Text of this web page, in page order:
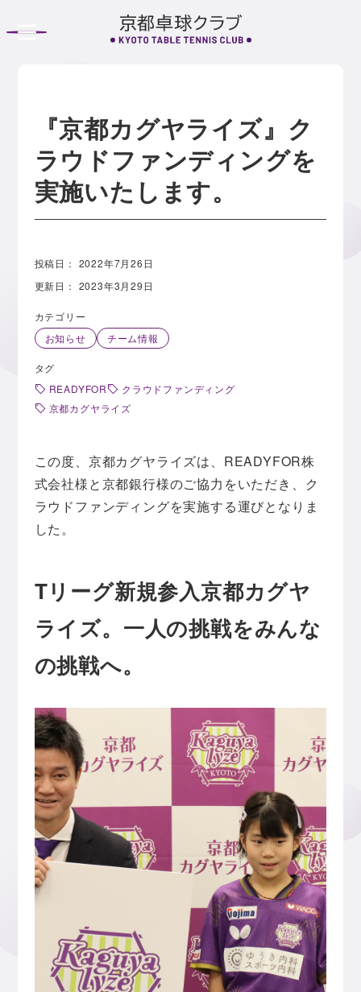
『京都カグヤライズ』ク
ラウドファンディングを
実施いたします。
投稿日： 2022年7月26日
更新日： 2023年3月29日
カテゴリー
お知らせ
チーム情報
タグ
READYFOR
クラウドファンディング
京都カグヤライズ
この度、京都カグヤライズは、READYFOR株
式会社様と京都銀行様のご協力をいただき、ク
ラウドファンディングを実施する運びとなりま
した。
Tリーグ新規参入京都カグヤ
ライズ。一人の挑戦をみんな
の挑戦へ。